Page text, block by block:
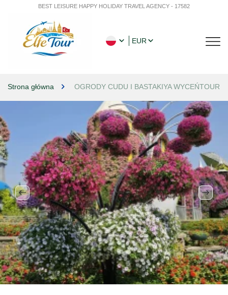
BEST LEISURE HAPPY HOLIDAY TRAVEL AGENCY - 17582
EUR
Strona główna OGRODY CUDU I BASTAKIYA WYCEŃTOUR